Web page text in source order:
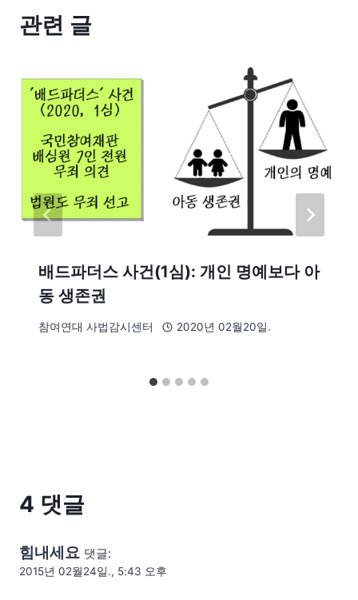
관련 글
배드파더스 사건(1심): 개인 명예보다 아
동 생존권
참여연대 사법감시센터 2020년 02월20일.
4 댓글
힘내세요 댓글:
2015년 02월24일., 5:43 오후